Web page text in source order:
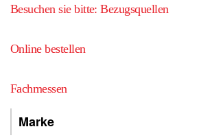
Besuchen sie bitte: Bezugsquellen
Online bestellen
Fachmessen
Marke